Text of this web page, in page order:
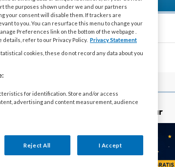
KWALEN SHOP NIEUWSBRIEF
Gratis Webinar
the purposes shown under we and our partners
your consent will disable them. If trackers are
to you. You can resurface this menu to change your
Preferences link on the bottom of the webpage .
refer to our Privacy Policy. Privacy Statement
cookies, these do not record any data about you
for identification. Store and/or access
advertising and content measurement, audience
Reject All I Accept